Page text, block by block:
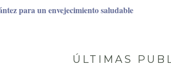
para un envejecimiento saludable
ÚLTIMAS